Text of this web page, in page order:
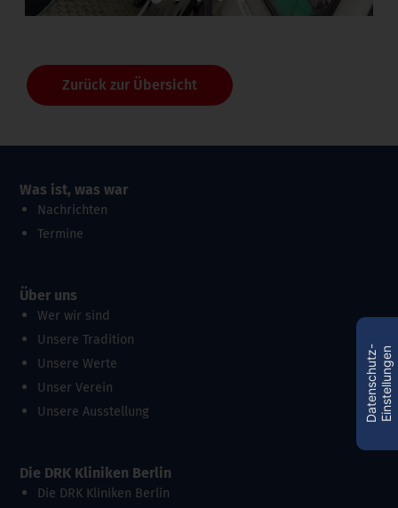
Zurück zur Übersicht
Was ist, was war
Nachrichten
Termine
Über uns
Wer wir sind
Unsere Tradition
Unsere Werte
Unser Verein
Unsere Ausstellung
Die DRK Kliniken Berlin
Die DRK Kliniken Berlin
D
a
t
e
n
s
c
h
u
t
z
-
E
i
n
s
t
e
l
l
u
n
g
en